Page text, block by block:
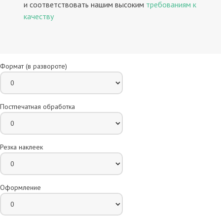
и соответствовать нашим высоким требованиям к
качеству
Формат (в развороте)
Постпечатная обработка
Резка наклеек
Оформление